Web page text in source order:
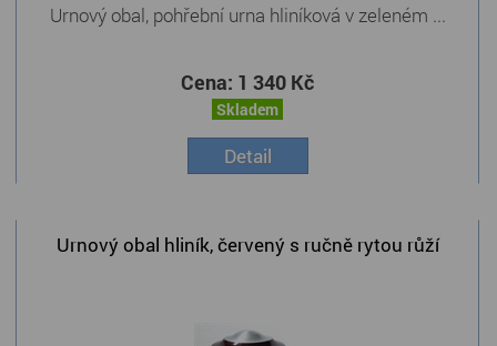
Urnový obal, pohřební urna hliníková v zeleném ...
Cena: 1 340 Kč
Skladem
Detail
Urnový obal hliník, červený s ručně rytou růží